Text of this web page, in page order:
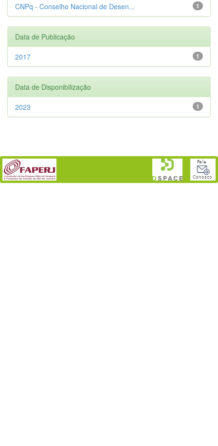
1
CNPq - Conselho Nacional de Desen...
Data de Publicação
1
2017
Data de Disponibilização
1
2023